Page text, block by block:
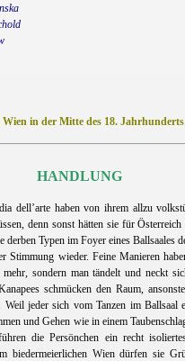
Wien in der Mitte des 18. Jahrhunderts
HANDLUNG
dell’arte haben von ihrem allzu
denn sonst hätten sie für
derben Typen im Foyer eines Ballsaales
Stimmung wieder. Feine Manieren
sondern man tändelt und neckt
schmücken den Raum,
Weil jeder sich vom Tanzen im Ballsaal
und Gehen wie in einem
die Persönchen ein recht
biedermeierlichen Wien dürfen sie